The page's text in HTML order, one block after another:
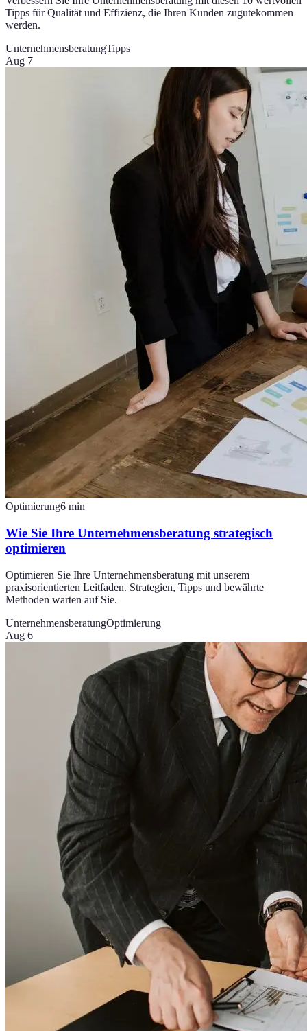
Tipps für Qualität und Effizienz, die Ihren Kunden zugutekommen
werden.
UnternehmensberatungTipps
Aug 7
Optimierung6 min
Wie Sie Ihre Unternehmensberatung strategisch
optimieren
Optimieren Sie Ihre Unternehmensberatung mit unserem
praxisorientierten Leitfaden. Strategien, Tipps und bewährte
Methoden warten auf Sie.
UnternehmensberatungOptimierung
Aug 6